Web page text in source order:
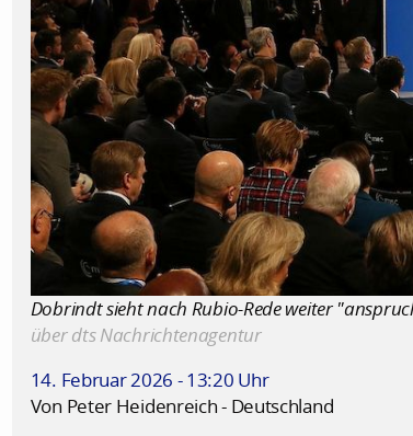
Dobrindt sieht nach Rubio-Rede weiter
über dts Nachrichtenagentur
14. Februar 2026 - 13:20 Uhr
Von Peter Heidenreich - Deutschland